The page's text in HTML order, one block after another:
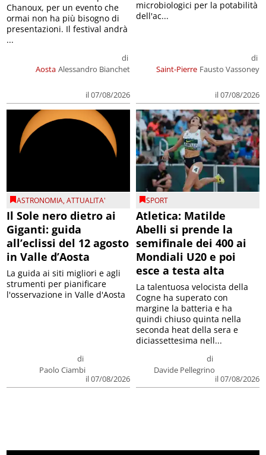
Aosta
di
Alessandro Bianchet
il 07/08/2026
Chanoux, per un evento che
ormai non ha più bisogno di
presentazioni. Il festival andrà
...
Saint-Pierre
di
Fausto Vassoney
il 07/08/2026
microbiologici per la potabilità
dell'ac...
ASTRONOMIA,ATTUALITA'
Il Sole nero dietro ai
Giganti: guida
all’eclissi del 12 agosto
in Valle d’Aosta
di
Paolo Ciambi
il 07/08/2026
La guida ai siti migliori e agli
strumenti per pianificare
l'osservazione in Valle d'Aosta
SPORT
Atletica: Matilde
Abelli si prende la
semifinale dei 400 ai
Mondiali U20 e poi
esce a testa alta
di
Davide Pellegrino
il 07/08/2026
La talentuosa velocista della
Cogne ha superato con
margine la batteria e ha
quindi chiuso quinta nella
seconda heat della sera e
diciassettesima nell...